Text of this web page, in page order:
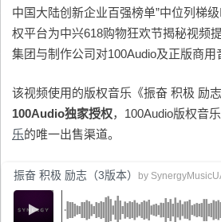
中国大陆创新企业百强榜单”中位列梯
权平台为中兴618购物狂欢节揭秘视频
集团与制作公司对100Audio及正版商用
该视频使用的版权音乐《振奋 积极 励
100Audio独家授权，100Audio版权音
乐的唯一出售渠道。
振奋 积极 励志（3版本） by